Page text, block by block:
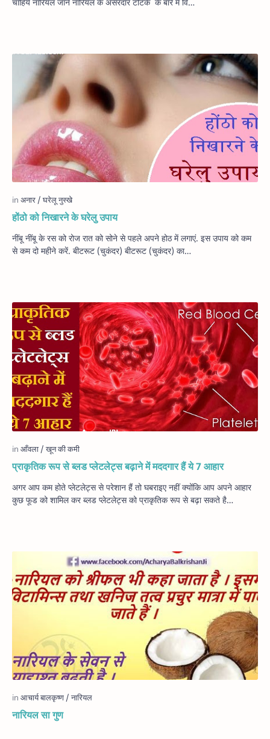
होंठो को निखारने के घरेलु उपाय
नींबू नींबू के रस को रोज रात को सोने से पहले अपने होठ में लगाएं. इस उपाय को कम
से कम दो महीने करें. बीटरूट (चुकंदर) बीटरूट (चुकंदर) का…
प्राकृतिक रूप से ब्लड प्लेटलेट्स बढ़ाने में मददगार हैं ये 7 आहार
अगर आप कम होते प्‍लेटलेट्स से परेशान हैं तो घबराइए नहीं क्‍योंकि आप अपने आहार
कुछ फूड को शामिल कर ब्‍लड प्‍लेटलेट्स को प्राकृतिक रूप से बढ़ा सकते है…
नारियल सा गुण